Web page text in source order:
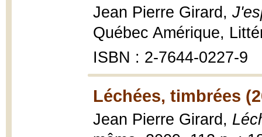
Jean Pierre Girard,
Québec Amérique,
ISBN : 2-7644-0227-9
Léchées, timbrées
Jean Pierre Girard,